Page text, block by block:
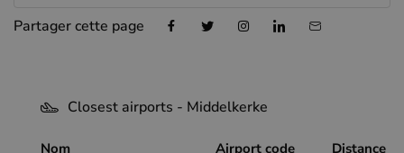
Partager cette page
Closest airports - Middelkerke
Nom Airport code Distance